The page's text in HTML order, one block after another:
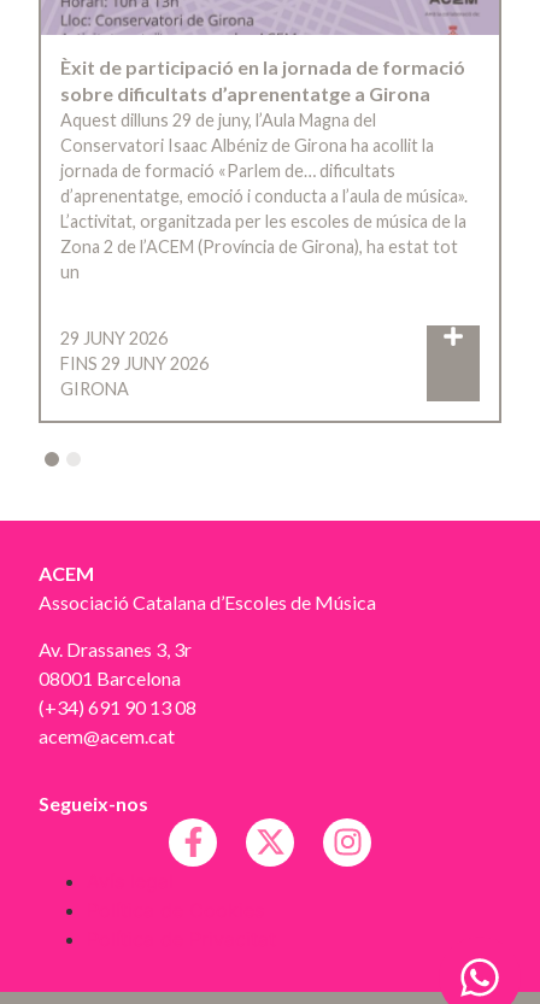
Èxit de participació en la jornada de formació
sobre dificultats d’aprenentatge a Girona
Aquest dilluns 29 de juny, l’Aula Magna del
Conservatori Isaac Albéniz de Girona ha acollit la
jornada de formació «Parlem de… dificultats
d’aprenentatge, emoció i conducta a l’aula de música».
L’activitat, organitzada per les escoles de música de la
Zona 2 de l’ACEM (Província de Girona), ha estat tot
un
29 JUNY 2026
FINS 29 JUNY 2026
GIRONA
ACEM
Associació Catalana d’Escoles de Música
Av. Drassanes 3, 3r
08001 Barcelona
(+34) 691 90 13 08
acem@acem.cat
Segueix-nos